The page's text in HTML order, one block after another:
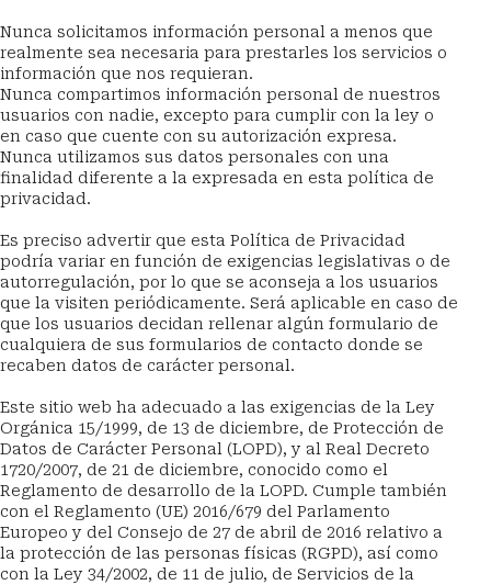
Nunca solicitamos información personal a menos que
realmente sea necesaria para prestarles los servicios o
información que nos requieran.
Nunca compartimos información personal de nuestros
usuarios con nadie, excepto para cumplir con la ley o
en caso que cuente con su autorización expresa.
Nunca utilizamos sus datos personales con una
finalidad diferente a la expresada en esta política de
privacidad.
Es preciso advertir que esta Política de Privacidad
podría variar en función de exigencias legislativas o de
autorregulación, por lo que se aconseja a los usuarios
que la visiten periódicamente. Será aplicable en caso de
que los usuarios decidan rellenar algún formulario de
cualquiera de sus formularios de contacto donde se
recaben datos de carácter personal.
Este sitio web ha adecuado a las exigencias de la Ley
Orgánica 15/1999, de 13 de diciembre, de Protección de
Datos de Carácter Personal (LOPD), y al Real Decreto
1720/2007, de 21 de diciembre, conocido como el
Reglamento de desarrollo de la LOPD. Cumple también
con el Reglamento (UE) 2016/679 del Parlamento
Europeo y del Consejo de 27 de abril de 2016 relativo a
la protección de las personas físicas (RGPD), así como
con la Ley 34/2002, de 11 de julio, de Servicios de la